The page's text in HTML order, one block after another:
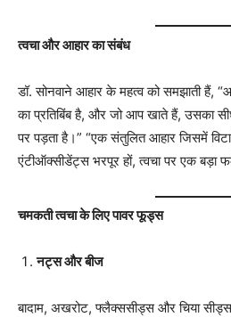
त्वचा और आहार का संबंध
डॉ. सोनवाने आहार के महत्व को समझाती हैं,
का प्रतिबिंब है, और जो आप खाते हैं, उसका
पर पड़ता है।” “एक संतुलित आहार जिसमें
एंटीऑक्सीडेंट्स भरपूर हों, त्वचा पर एक बड़ा
चमकती त्वचा के लिए पावर फूड्स
नट्स और बीज
बादाम, अखरोट, फ्लैक्ससीड्स और चिया